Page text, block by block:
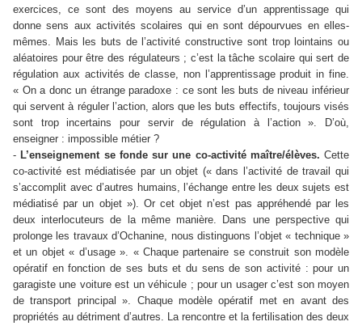
exercices, ce sont des moyens au service d’un apprentissage qui
donne sens aux activités scolaires qui en sont dépourvues en elles-
mêmes. Mais les buts de l’activité constructive sont trop lointains ou
aléatoires pour être des régulateurs ; c’est la tâche scolaire qui sert de
régulation aux activités de classe, non l’apprentissage produit in fine.
« On a donc un étrange paradoxe : ce sont les buts de niveau inférieur
qui servent à réguler l’action, alors que les buts effectifs, toujours visés
sont trop incertains pour servir de régulation à l’action ». D’où,
enseigner : impossible métier ?
- L’enseignement se fonde sur une co-activité maître/élèves. Cette
co-activité est médiatisée par un objet (« dans l’activité de travail qui
s’accomplit avec d’autres humains, l’échange entre les deux sujets est
médiatisé par un objet »). Or cet objet n’est pas appréhendé par les
deux interlocuteurs de la même manière. Dans une perspective qui
prolonge les travaux d’Ochanine, nous distinguons l’objet « technique »
et un objet « d’usage ». « Chaque partenaire se construit son modèle
opératif en fonction de ses buts et du sens de son activité : pour un
garagiste une voiture est un véhicule ; pour un usager c’est son moyen
de transport principal ». Chaque modèle opératif met en avant des
propriétés au détriment d’autres. La rencontre et la fertilisation des deux